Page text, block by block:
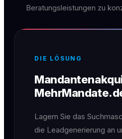
Beratungsleistungen zu
DIE LÖSUNG
Lagern Sie das
die Leadgenerierung an